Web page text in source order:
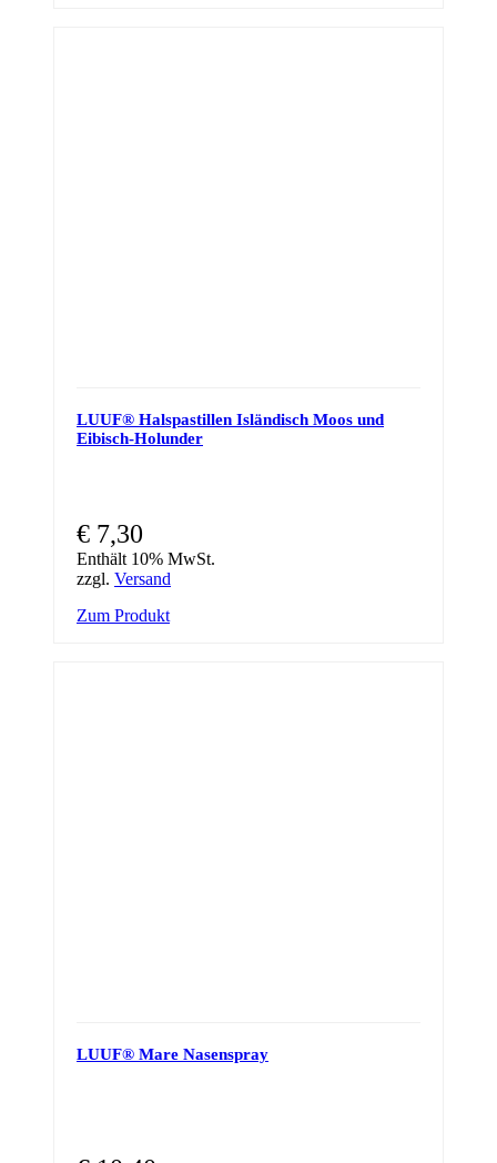
LUUF® Halspastillen Isländisch Moos und
Eibisch-Holunder
€ 7,30
Enthält 10% MwSt.
zzgl. Versand
Zum Produkt
LUUF® Mare Nasenspray